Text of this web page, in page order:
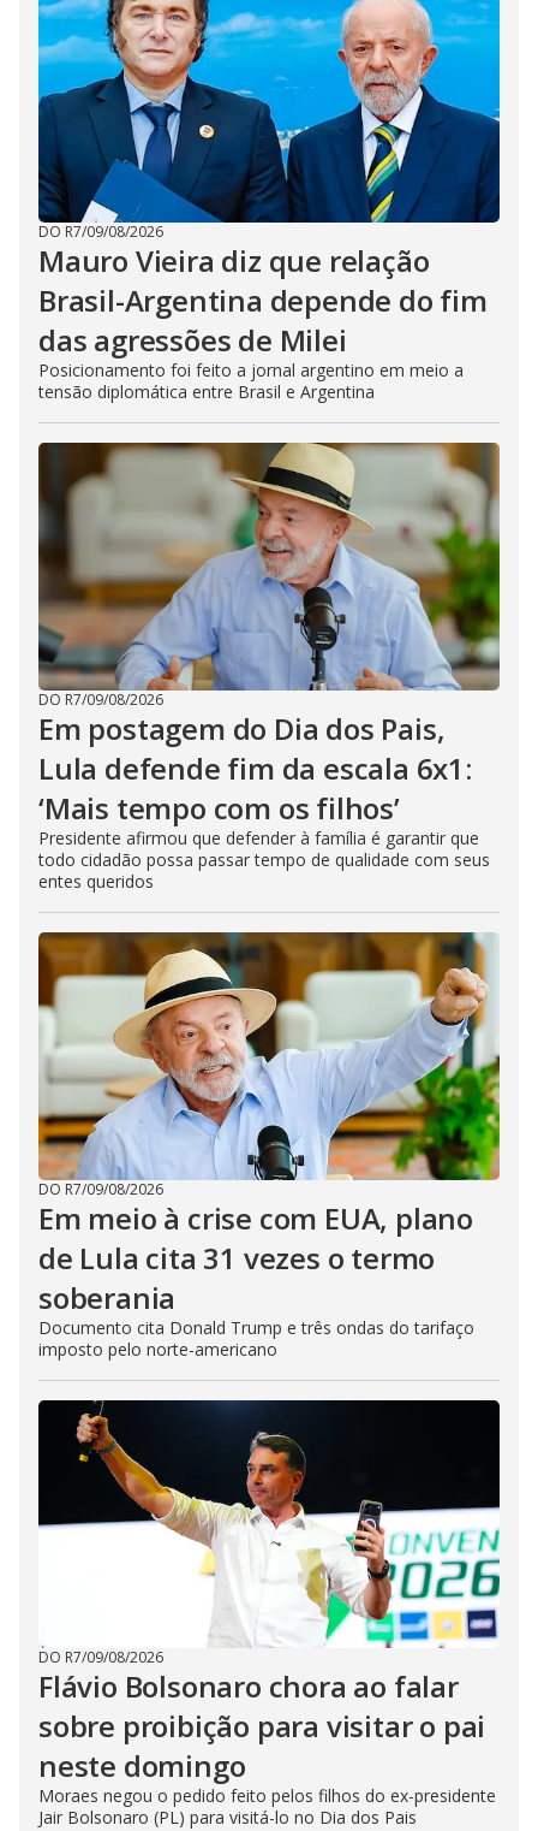
DO R7/09/08/2026
Mauro Vieira diz que relação
Brasil-Argentina depende do fim
das agressões de Milei
Posicionamento foi feito a jornal argentino em meio a
tensão diplomática entre Brasil e Argentina
DO R7/09/08/2026
Em postagem do Dia dos Pais,
Lula defende fim da escala 6x1:
‘Mais tempo com os filhos’
Presidente afirmou que defender à família é garantir que
todo cidadão possa passar tempo de qualidade com seus
entes queridos
DO R7/09/08/2026
Em meio à crise com EUA, plano
de Lula cita 31 vezes o termo
soberania
Documento cita Donald Trump e três ondas do tarifaço
imposto pelo norte-americano
DO R7/09/08/2026
Flávio Bolsonaro chora ao falar
sobre proibição para visitar o pai
neste domingo
Moraes negou o pedido feito pelos filhos do ex-presidente
Jair Bolsonaro (PL) para visitá-lo no Dia dos Pais